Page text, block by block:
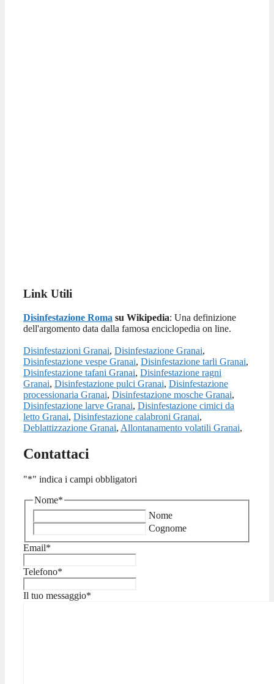
Link Utili
Disinfestazione Roma su Wikipedia: Una definizione
dell'argomento data dalla famosa enciclopedia on line.
Disinfestazioni Granai, Disinfestazione Granai,
Disinfestazione vespe Granai, Disinfestazione tarli Granai,
Disinfestazione tafani Granai, Disinfestazione ragni
Granai, Disinfestazione pulci Granai, Disinfestazione
processionaria Granai, Disinfestazione mosche Granai,
Disinfestazione larve Granai, Disinfestazione cimici da
letto Granai, Disinfestazione calabroni Granai,
Deblattizzazione Granai, Allontanamento volatili Granai,
Contattaci
"*" indica i campi obbligatori
Nome*
Nome
Cognome
Email*
Telefono*
Il tuo messaggio*